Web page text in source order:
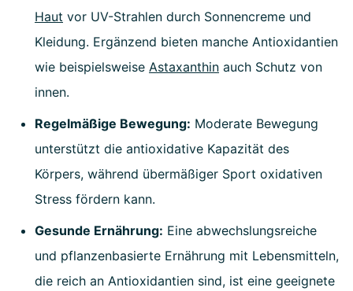
Haut vor UV-Strahlen durch Sonnencreme und
Kleidung. Ergänzend bieten manche Antioxidantien
wie beispielsweise Astaxanthin auch Schutz von
innen.
Regelmäßige Bewegung: Moderate Bewegung
unterstützt die antioxidative Kapazität des
Körpers, während übermäßiger Sport oxidativen
Stress fördern kann.
Gesunde Ernährung: Eine abwechslungsreiche
und pflanzenbasierte Ernährung mit Lebensmitteln,
die reich an Antioxidantien sind, ist eine geeignete